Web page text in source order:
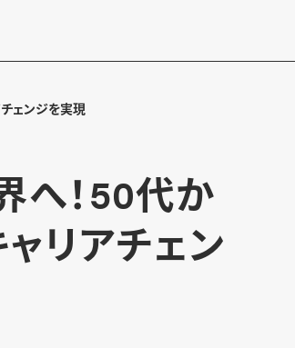
ェンジを実現
へ！50代か
リアチェン